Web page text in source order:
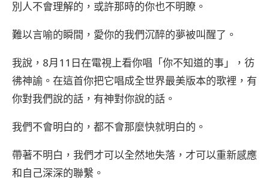
別人不會理解的，或許那時的你也不明瞭。
難以言喻的瞬間，愛你的我們沉醉的夢被叫醒了。
我說，8月11日在電視上看你唱「你不知道的事」，彷
彿神諭。在這首你把它唱成全世界最美版本的歌裡，有
你對我們說的話，有神對你說的話。
我們不會明白的，都不會那麼快就明白的。
帶著不明白，我們才可以全然地失落，才可以重新感應
和自己深深的聯繫。